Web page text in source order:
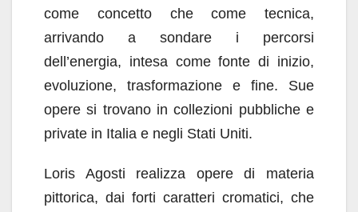
come concetto che come tecnica,
arrivando a sondare i percorsi
dell’energia, intesa come fonte di inizio,
evoluzione, trasformazione e fine. Sue
opere si trovano in collezioni pubbliche e
private in Italia e negli Stati Uniti.
Loris Agosti realizza opere di materia
pittorica, dai forti caratteri cromatici, che